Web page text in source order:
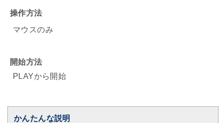
操作方法
マウスのみ
開始方法
PLAYから開始
かんたんな説明